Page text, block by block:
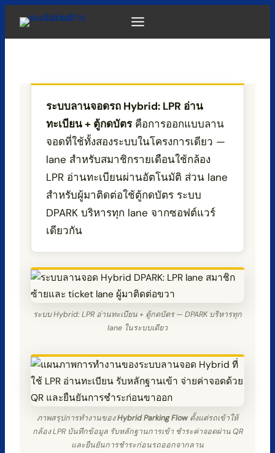
ระบบลานจอดรถ Hybrid: LPR อ่าน
ทะเบียน + ตู้กดบัตรคือการออกแบบลาน
จอดที่ใช้ทั้งสองระบบในโครงการเดียว —
lane สำหรับสมาชิกรายเดือนใช้กล้อง
LPR อ่านทะเบียนผ่านอัตโนมัติ ส่วน lane
สำหรับผู้มาติดต่อใช้ตู้กดบัตร ระบบ
DPARK บริหารทุก lane จากซอฟต์แวร์
เดียวกัน
ระบบ Hybrid: LPR อ่านทะเบียน + ตู้กดบัตร — DPARK บริหารทุก
lane ในระบบเดียว
ภาพสรุปการทำงานของHybrid Parking Flowตั้งแต่รถเข้าให้
กล้อง LPR บันทึกข้อมูล รับหลักฐานการเข้า ชำระค่าจอดผ่าน QR
และยืนยันการชำระก่อนรถออกจากลาน